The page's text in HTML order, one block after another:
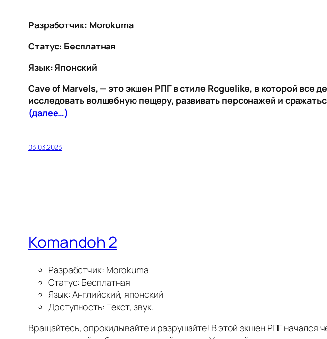
Разработчик: Morokuma
Статус: Бесплатная
Язык: Японский
Cave of Marvels, — это экшен РПГ в стиле Roguelike, в которой все
исследовать волшебную пещеру, развивать персонажей и
(далее…)
03.03.2023
Komandoh 2
Разработчик: Morokuma
Статус: Бесплатная
Язык: Английский, японский
Доступность: Текст, звук.
Вращайтесь, опрокидывайте и разрушайте! В этой экшен РПГ начался